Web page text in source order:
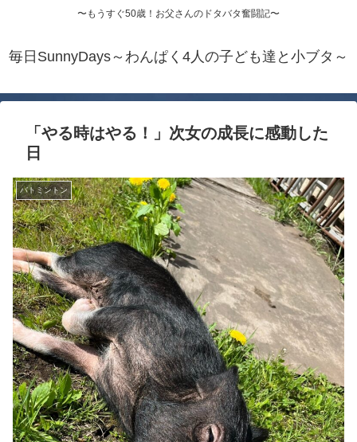
〜もうすぐ50歳！お父さんのドタバタ奮闘記〜
毎日SunnyDays～わんぱく4人の子ども達と小ブタ～
「やる時はやる！」次女の成長に感動した
日
バトミントン